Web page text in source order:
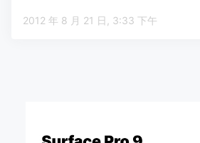
2012 年 8 月 21 日, 3:33 下午